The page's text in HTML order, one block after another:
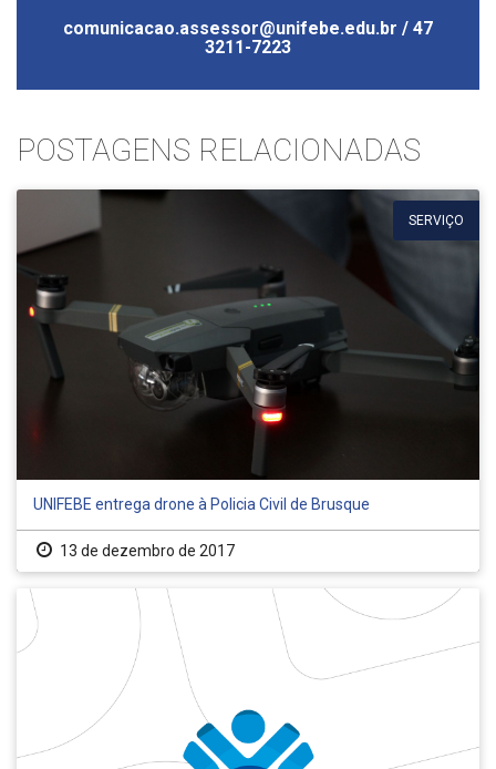
comunicacao.assessor@unifebe.edu.br / 47
3211-7223
POSTAGENS RELACIONADAS
SERVIÇO
UNIFEBE entrega drone à Policia Civil de Brusque
13 de dezembro de 2017